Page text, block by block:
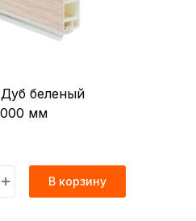
беленый
мм
В корзину